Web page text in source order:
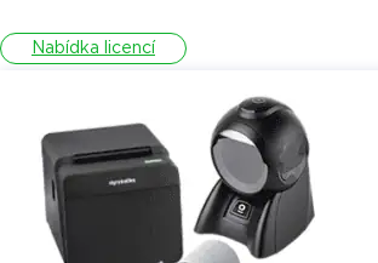
Nabídka licencí